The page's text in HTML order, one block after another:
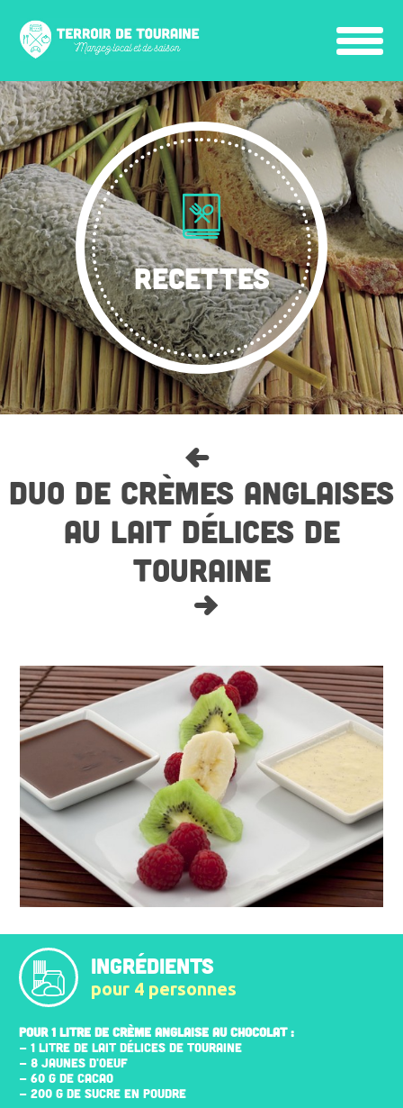
RECETTES
DUO DE CRÈMES ANGLAISES
AU LAIT DÉLICES DE
TOURAINE
INGRÉDIENTS
pour 4 personnes
POUR 1 LITRE DE CRÈME ANGLAISE AU CHOCOLAT :
- 1 LITRE DE LAIT DÉLICES DE TOURAINE
- 8 JAUNES D'ŒUF
- 60 G DE CACAO
- 200 G DE SUCRE EN POUDRE